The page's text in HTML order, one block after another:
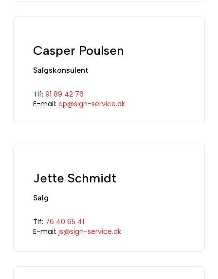
Casper Poulsen
Salgskonsulent
Tlf: 91 89 42 76
E-mail: cp@sign-service.dk
Jette Schmidt
Salg
Tlf: 76 40 65 41
E-mail: js@sign-service.dk